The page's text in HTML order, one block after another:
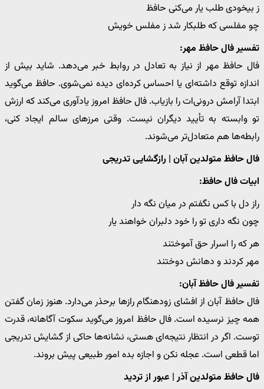
ز بیخودی طلب یار می‌کنی حافظ
چو مفلسی که طلبکار شد ز مفلس خویش
تفسیر فال حافظ مهر:
فال حافظ مهر از نیاز به تعادل در روابط خبر می‌دهد. شاید بیش از
اندازه توقع داشته‌ای یا احساس کرده‌ای دیده نمی‌شوی. حافظ می‌گوید
ابتدا آرامش درونی‌ات را بازیاب. فال حافظ امروز یادآوری می‌کند که ارزش
تو وابسته به تأیید دیگران نیست. وقتی مرزهای سالم ایجاد کنی،
رابطه‌ها هم متعادل‌تر می‌شوند.
فال حافظ متولدین آبان | رازگشایی تدریجی
ابیات فال حافظ:
راز دل با کس نگفتم در میان نگه دار
چون نگه داری تو را خود دلبران خواهند یار
هر که را اسرار حق آموختند
مهر کردند و دهانش دوختند
تفسیر فال حافظ آبان:
فال حافظ آبان از افشای زودهنگام رازها برحذر می‌دارد. هنوز زمان گفتن
همه چیز نرسیده است. فال حافظ امروز می‌گوید سکوت آگاهانه، قدرت
توست. اگر در انتظار نتیجه‌ای هستی، نشانه‌ها حاکی از گشایش تدریجی
اما قطعی است. عجله نکن و اجازه بده امور طبیعی پیش بروند.
فال حافظ متولدین آذر | عبور از تردید